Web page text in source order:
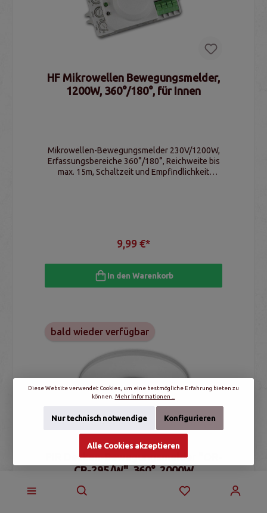
HF Mikrowellen Bewegungsmelder,
1200W, 360°/180°, für Innen
Mikrowellen-Bewegungsmelder 230V/1200W,
Erfassungsbereiche 360°/180°, Reichweite bis
max. 15m, Schaltzeit und Empfindlichkeit
9,99 €*
In den Warenkorb
bald wieder verfügbar
PIR Decken-Bewegungsmelder "OR-
CR-295/W", 360°, 2000W
Diese Website verwendet Cookies, um eine bestmögliche Erfahrung bieten zu
können.
Mehr Informationen ...
Nur technisch notwendige Konfigurieren
Alle Cookies akzeptieren